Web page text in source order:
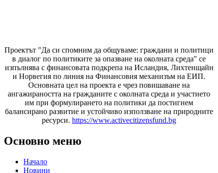
Проектът "Да си спомним да общуваме: граждани и политици
в диалог по политиките за опазване на околната среда" се
изпълнява с финансовата подкрепа на Исландия, Лихтенщайн
и Норвегия по линия на Финансовия механизъм на ЕИП.
Основната цел на проекта е чрез повишаване на
ангажираността на гражданите с околната среда и участието
им при формулирането на политики да постигнем
балансирано развитие и устойчиво използване на природните
ресурси. https://www.activecitizensfund.bg
Основно меню
Начало
Новини